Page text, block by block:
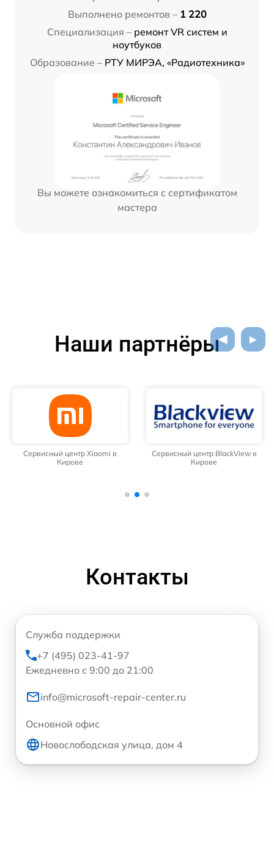
Выполнено ремонтов – 1 220
Специализация – ремонт VR систем и
ноутбуков
Образование – РТУ МИРЭА, «Радиотехника»
Вы можете ознакомиться с сертификатом
мастера
Наши партнёры
Сервисный центр Xiaomi в
Кирове
Сервисный центр BlackView в
Кирове
Контакты
Служба поддержки
+7 (495) 023-41-97
Ежедневно с 9:00 до 21:00
info@microsoft-repair-center.ru
Основной офис
Новослободская улица, дом 4